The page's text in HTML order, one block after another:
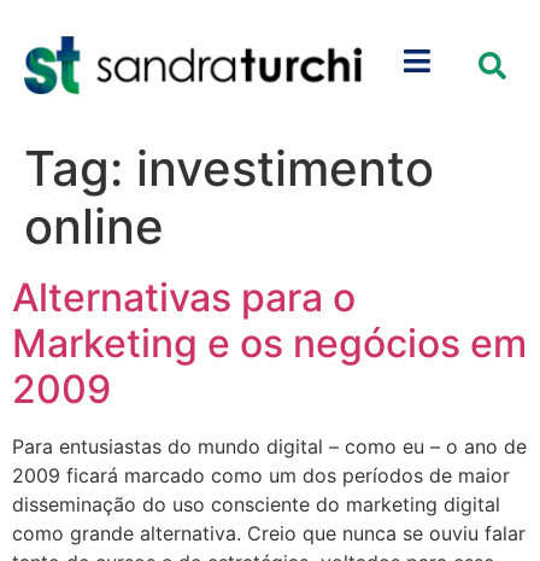
Tag: investimento
online
Alternativas para o
Marketing e os negócios em
2009
Para entusiastas do mundo digital – como eu – o ano de
2009 ficará marcado como um dos períodos de maior
disseminação do uso consciente do marketing digital
como grande alternativa. Creio que nunca se ouviu falar